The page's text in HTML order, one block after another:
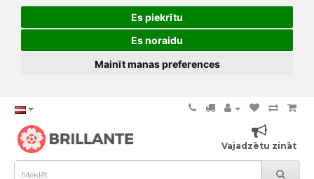
Es piekrītu
Es noraidu
Mainīt manas preferences
Vajadzētu zināt